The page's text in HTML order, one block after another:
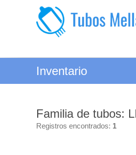
Tubos Mella
Inventario
Familia de tubos:
Registros encontrados: 1